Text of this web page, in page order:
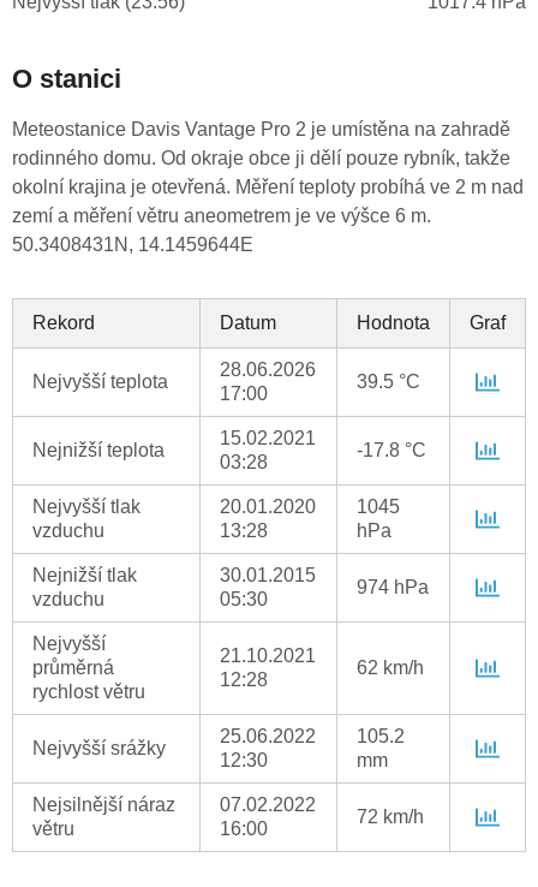
O stanici
Meteostanice Davis Vantage Pro 2 je umístěna na zahradě
rodinného domu. Od okraje obce ji dělí pouze rybník, takže
okolní krajina je otevřená. Měření teploty probíhá ve 2 m nad
zemí a měření větru aneometrem je ve výšce 6 m.
50.3408431N, 14.1459644E
Rekord Datum Hodnota Graf
Nejvyšší teplota
28.06.2026
17:00
39.5 °C
Nejnižší teplota
15.02.2021
03:28
-17.8 °C
Nejvyšší tlak
vzduchu
20.01.2020
13:28
1045
hPa
Nejnižší tlak
vzduchu
30.01.2015
05:30
974 hPa
Nejvyšší
průměrná
rychlost větru
21.10.2021
12:28
62 km/h
Nejvyšší srážky
25.06.2022
12:30
105.2
mm
Nejsilnější náraz
větru
07.02.2022
16:00
72 km/h